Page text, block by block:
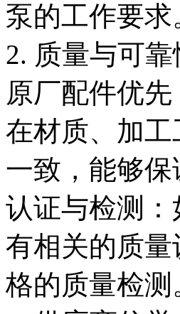
泵的工作要求
2. 质量与可靠
原厂配件优
在材质、加
一致，能够
认证与检测
有相关的质
格的质量检测